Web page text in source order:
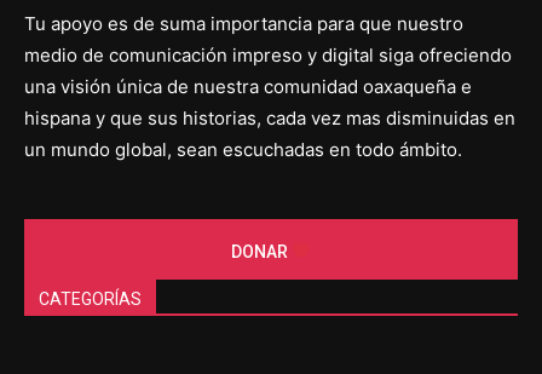
Tu apoyo es de suma importancia para que nuestro
medio de comunicación impreso y digital siga ofreciendo
una visión única de nuestra comunidad oaxaqueña e
hispana y que sus historias, cada vez mas disminuidas en
un mundo global, sean escuchadas en todo ámbito.
DONAR
CATEGORÍAS